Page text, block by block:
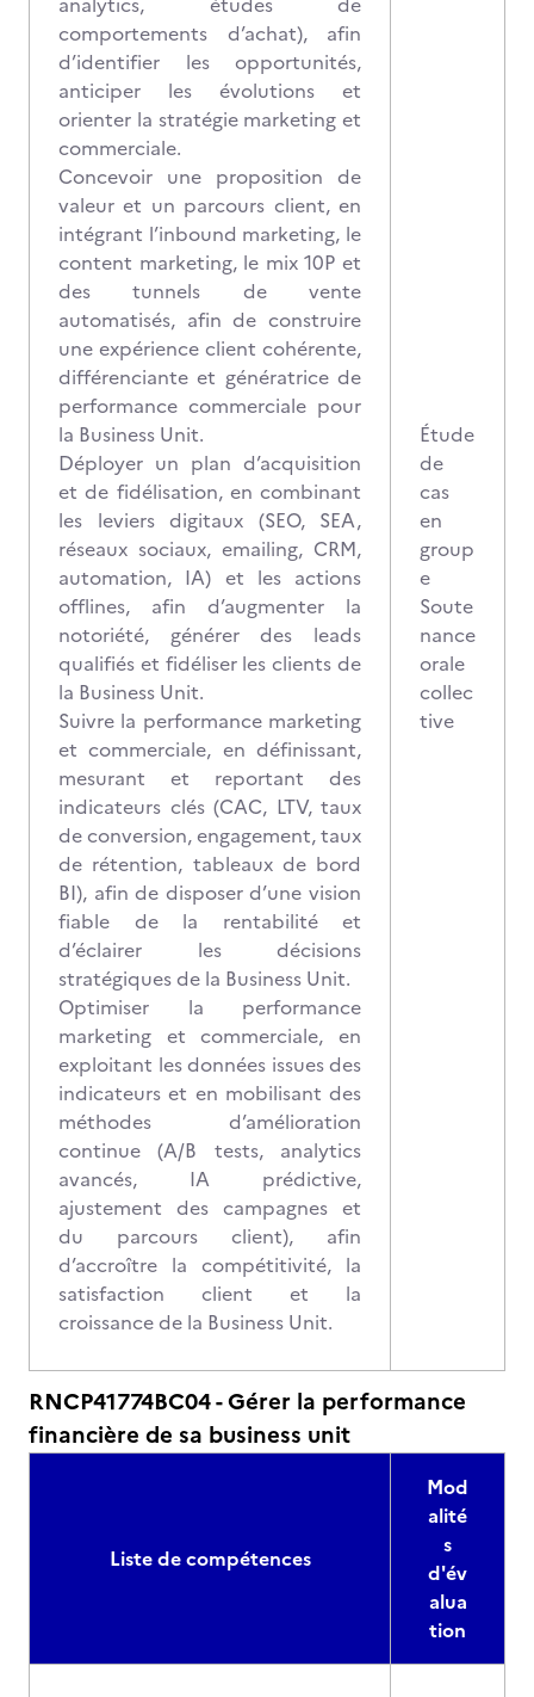
comportements d’achat), afin
d’identifier les opportunités,
anticiper les évolutions et
orienter la stratégie marketing et
commerciale.
Concevoir une proposition de
valeur et un parcours client, en
intégrant l’inbound marketing, le
content marketing, le mix 10P et
des tunnels de vente
automatisés, afin de construire
une expérience client cohérente,
différenciante et génératrice de
performance commerciale pour
la Business Unit.
Déployer un plan d’acquisition
et de fidélisation, en combinant
les leviers digitaux (SEO, SEA,
réseaux sociaux, emailing, CRM,
automation, IA) et les actions
offlines, afin d’augmenter la
notoriété, générer des leads
qualifiés et fidéliser les clients de
la Business Unit.
Suivre la performance marketing
et commerciale, en définissant,
mesurant et reportant des
indicateurs clés (CAC, LTV, taux
de conversion, engagement, taux
de rétention, tableaux de bord
BI), afin de disposer d’une vision
fiable de la rentabilité et
d’éclairer les décisions
stratégiques de la Business Unit.
Optimiser la performance
marketing et commerciale, en
exploitant les données issues des
indicateurs et en mobilisant des
méthodes d’amélioration
continue (A/B tests, analytics
avancés, IA prédictive,
ajustement des campagnes et
du parcours client), afin
d’accroître la compétitivité, la
satisfaction client et la
croissance de la Business Unit.
Étude
de
cas
en
group
e
Soute
nance
orale
collec
tive
RNCP41774BC04 - Gérer la performance
financière de sa business unit
Liste de compétences
Mod
alité
s
d'év
alua
tion